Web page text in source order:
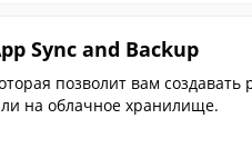
Sync and Backup
позволит вам
на облачное хранилище.